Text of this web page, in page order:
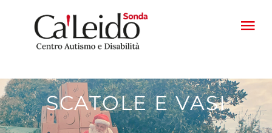
contenuto
PROGETTISCATOLE E VASI